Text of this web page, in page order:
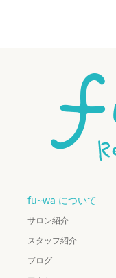
fu~wa について
サロン紹介
スタッフ紹介
ブログ